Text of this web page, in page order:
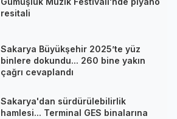
resitali
Sakarya Büyükşehir 2025’te yüz
binlere dokundu... 260 bine yakın
çağrı cevaplandı
Sakarya'dan sürdürülebilirlik
hamlesi... Terminal GES binalarına